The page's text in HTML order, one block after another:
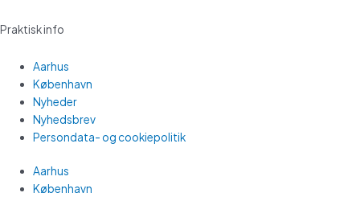
Praktisk info
Aarhus
København
Nyheder
Nyhedsbrev
Persondata- og cookiepolitik
Aarhus
København